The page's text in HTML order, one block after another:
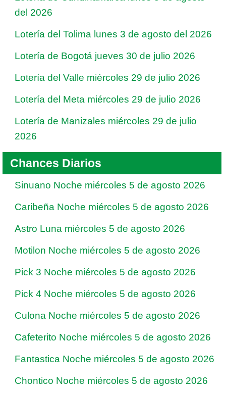
del 2026
Lotería del Tolima lunes 3 de agosto del 2026
Lotería de Bogotá jueves 30 de julio 2026
Lotería del Valle miércoles 29 de julio 2026
Lotería del Meta miércoles 29 de julio 2026
Lotería de Manizales miércoles 29 de julio
2026
Chances Diarios
Sinuano Noche miércoles 5 de agosto 2026
Caribeña Noche miércoles 5 de agosto 2026
Astro Luna miércoles 5 de agosto 2026
Motilon Noche miércoles 5 de agosto 2026
Pick 3 Noche miércoles 5 de agosto 2026
Pick 4 Noche miércoles 5 de agosto 2026
Culona Noche miércoles 5 de agosto 2026
Cafeterito Noche miércoles 5 de agosto 2026
Fantastica Noche miércoles 5 de agosto 2026
Chontico Noche miércoles 5 de agosto 2026